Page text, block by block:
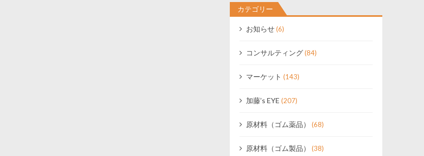
カテゴリー
お知らせ(6)
コンサルティング(84)
マーケット (143)
加藤’s EYE (207)
原材料（ゴム薬品） (68)
原材料（ゴム製品） (38)